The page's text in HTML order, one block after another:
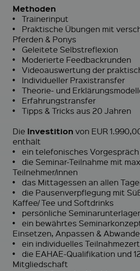
Methoden
• Trainerinput
•
Praktische Übungen mit
Pferden & Ponys
• Geleitete Selbstreflexion
• Moderierte Feedbackrunden
• Videoauswertung der
• Individueller Praxistransfer
• Theorie- und
• Erfahrungstransfer
•
Tipps & Tricks aus 20 Jahren
Die Investition von EUR
enthält
• ein telefonisches Vorgespräch
•
die Seminar-Teilnahme mit
Teilnehmer/innen
• das Mittagessen an allen
•
die Pausenverpflegung mit
Kaffee/ Tee und Softdrinks
• persönliche
•
ein bewährtes
Einsetzen, Anpassen &
• ein individuelles
•
die EAHAE-Qualifikation und
Mitgliedschaft